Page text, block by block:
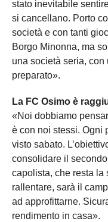
stato inevitabile
si cancellano. Porto
società e con tanti
Borgo Minonna, ma
una società seria,
preparato».
La FC Osimo è
«Noi dobbiamo
è con noi stessi. Ogni
visto sabato.
consolidare il
capolista, che resta la
rallentare, sarà il
ad approfittarne.
rendimento in casa».